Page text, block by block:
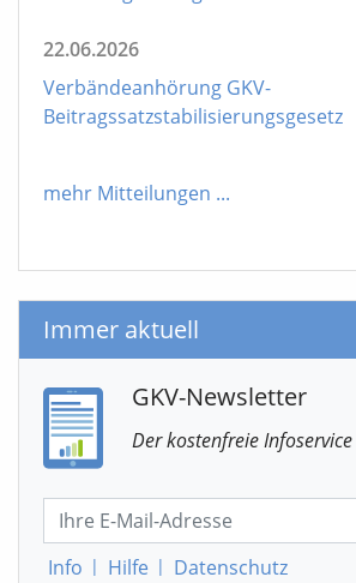
22.06.2026
Verbändeanhörung GKV-
Beitragssatzstabilisierungsgesetz
mehr Mitteilungen ...
Immer aktuell
GKV-Newsletter
Der kostenfreie Infoservice
Info | Hilfe | Datenschutz